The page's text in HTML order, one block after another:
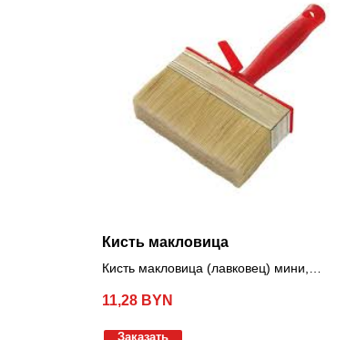
Кисть макловица
Кисть макловица (лавковец) мини,
11,28 BYN
Заказать